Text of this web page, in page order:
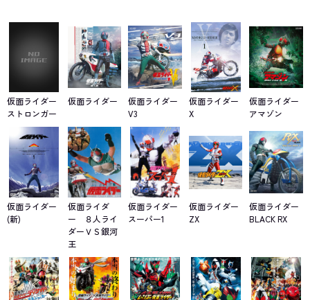
仮面ライダー
ストロンガー
仮面ライダー
仮面ライダー
V3
仮面ライダー
X
仮面ライダー
アマゾン
仮面ライダー
(新)
仮面ライダ
ー ８人ライ
ダーＶＳ銀河
王
仮面ライダー
スーパー1
仮面ライダー
ZX
仮面ライダー
BLACK RX